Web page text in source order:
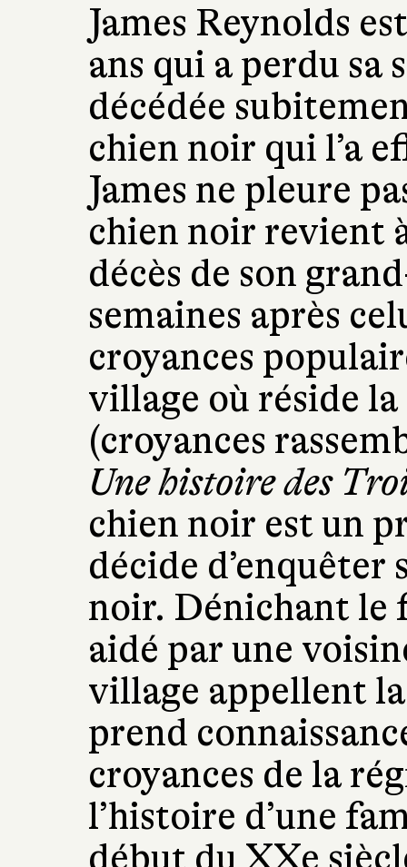
James Reynolds
ans qui a perdu sa
décédée
chien noir qui l’a
James ne pleure
chien noir revient
décès de son
semaines après
croyances
village où réside
(croyances
Une histoire des
chien noir est un
décide d’enquêter
noir. Dénichant le
aidé par une
village appellent la
prend
croyances de la
l’histoire d’une
début du XXe